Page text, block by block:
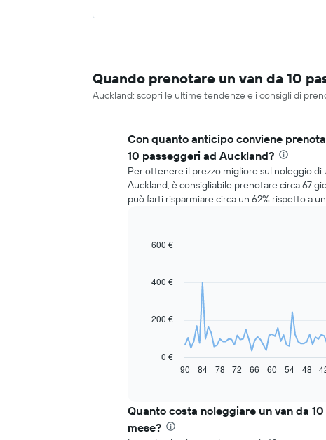
Quando prenotare un van da 10
Auckland: scopri le ultime tendenze e i consigli di
Con quanto anticipo conviene
10 passeggeri ad Auckland?
Per ottenere il prezzo migliore sul noleggio di
Auckland, è consigliabile prenotare circa 67
può farti risparmiare circa un 62% rispetto a
Line
data
seguente
prezzo
un'auto
Chart
0 €
200 €
400 €
600 €
90 60
84 78 72 66 54 48
Quanto costa noleggiare un van da
mese?